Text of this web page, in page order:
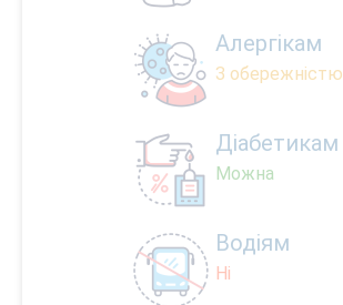
Алергікам
З обережністю
Діабетикам
Можна
Водіям
Ні